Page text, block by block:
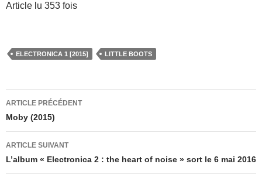
Article lu 353 fois
ELECTRONICA 1 [2015] LITTLE BOOTS
Navigation
des
articles
ARTICLE PRÉCÉDENT
Moby (2015)
ARTICLE SUIVANT
L’album « Electronica 2 : the heart of noise » sort le 6 mai 2016